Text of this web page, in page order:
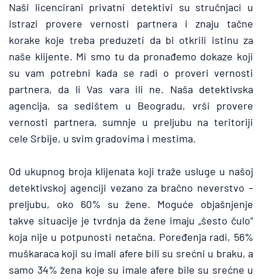
Naši licencirani privatni detektivi su stručnjaci u
istrazi provere vernosti partnera i znaju tačne
korake koje treba preduzeti da bi otkrili istinu za
naše klijente. Mi smo tu da pronađemo dokaze koji
su vam potrebni kada se radi o proveri vernosti
partnera, da li Vas vara ili ne. Naša detektivska
agencija, sa sedištem u Beogradu, vrši provere
vernosti partnera, sumnje u preljubu na teritoriji
cele Srbije, u svim gradovima i mestima.
Od ukupnog broja klijenata koji traže usluge u našoj
detektivskoj agenciji vezano za bračno neverstvo –
preljubu, oko 60% su žene. Moguće objašnjenje
takve situacije je tvrdnja da žene imaju „šesto čulo“
koja nije u potpunosti netačna. Poređenja radi, 56%
muškaraca koji su imali afere bili su srećni u braku, a
samo 34% žena koje su imale afere bile su srećne u